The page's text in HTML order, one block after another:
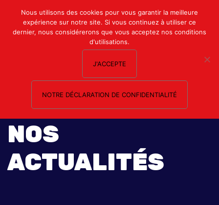
Mon compte
Nous contacter
NOS
ACTUALITÉS
Nous utilisons des cookies pour vous garantir la meilleure
expérience sur notre site. Si vous continuez à utiliser ce
dernier, nous considérerons que vous acceptez nos conditions
d'utilisations.
J'ACCEPTE
NOTRE DÉCLARATION DE CONFIDENTIALITÉ